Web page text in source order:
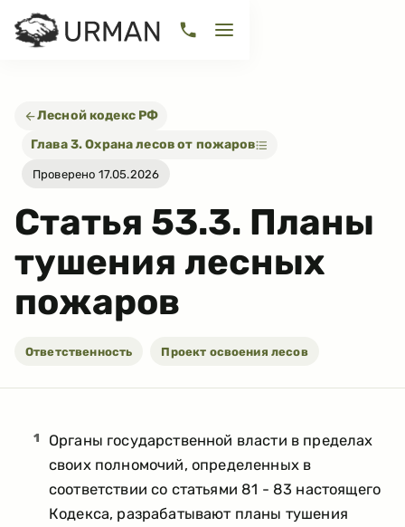
Лесной кодекс РФ
Глава 3. Охрана лесов от пожаров
Проверено 17.05.2026
Статья 53.3. Планы
тушения лесных
пожаров
Ответственность Проект освоения лесов
1
Органы государственной власти в пределах
своих полномочий, определенных в
соответствии со статьями 81 - 83 настоящего
Кодекса, разрабатывают планы тушения